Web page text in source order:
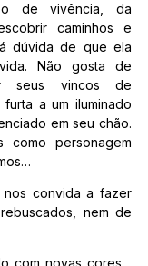
de vivência, da
caminhos e
dúvida de que ela
Não gosta de
seus vincos de
a um iluminado
em seu chão.
como personagem
nos convida a fazer
nem de